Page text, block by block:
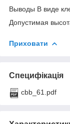
Выводы В виде
Допустимая
Приховати
Специфікація
cbb_61.pdf